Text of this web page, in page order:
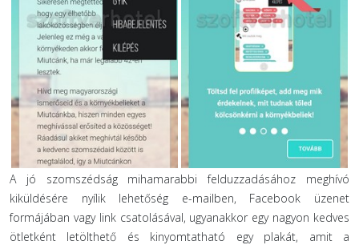
A jó szomszédság mihamarabbi felduzzadásához meghívó
kiküldésére nyílik lehetőség e-mailben, Facebook üzenet
formájában vagy link csatolásával, ugyanakkor egy nagyon kedves
ötletként letölthető és kinyomtatható egy plakát, amit a